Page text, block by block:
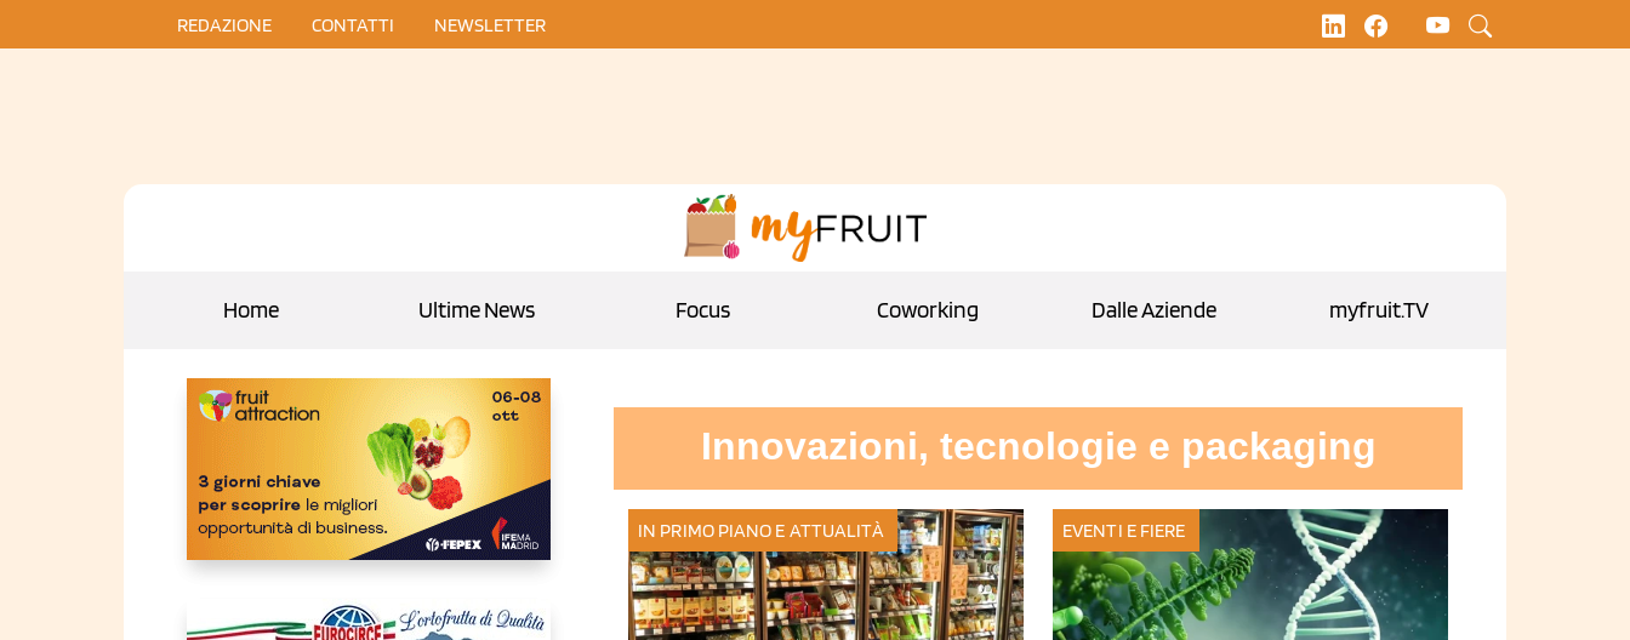
REDAZIONE CONTATTI NEWSLETTER
Home Ultime News Focus Coworking Dalle Aziende myfruit.TV
Innovazioni, tecnologie e packaging
IN PRIMO PIANO E ATTUALITÀ EVENTI E FIERE